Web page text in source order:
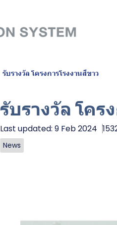
รับรางวัล โครงการโรงงานสีขาว
รับรางวัล โคร
Last updated: 9 Feb 2024
News